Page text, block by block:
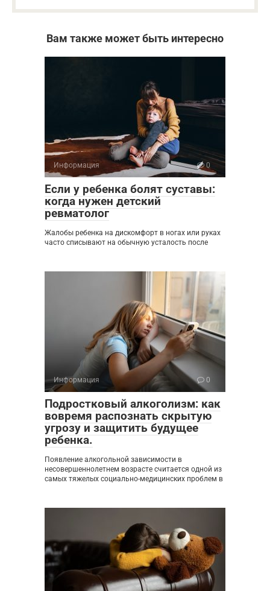
Вам также может быть интересно
Информация 0
Если у ребенка болят суставы:
когда нужен детский
ревматолог
Жалобы ребенка на дискомфорт в ногах или руках
часто списывают на обычную усталость после
Информация 0
Подростковый алкоголизм: как
вовремя распознать скрытую
угрозу и защитить будущее
ребенка.
Появление алкогольной зависимости в
несовершеннолетнем возрасте считается одной из
самых тяжелых социально-медицинских проблем в